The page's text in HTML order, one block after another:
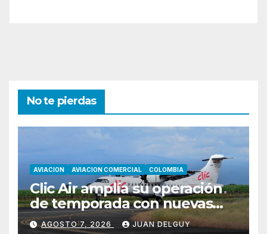
No te pierdas
AVIACION AVIACION COMERCIAL COLOMBIA
Clic Air amplía su operación
de temporada con nuevas
rutas hacia Cartagena y Tolú
AGOSTO 7, 2026 JUAN DELGUY